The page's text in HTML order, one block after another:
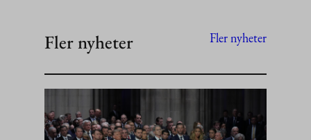
Fler nyheter Fler nyheter